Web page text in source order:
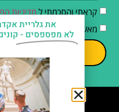
קראתי והסכמתי למדיניות
מאשר/ת קבלת דיוור וחומרים
את גלריית
לא מפספסים -